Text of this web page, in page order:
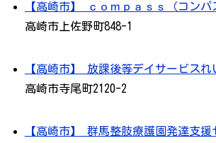
【高崎市】 ｃｏｍｐａｓｓ（コンパ
高崎市上佐野町848-1
【高崎市】 放課後等デイサービスれ
高崎市寺尾町2120-2
【高崎市】 群馬整肢療護園発達支援